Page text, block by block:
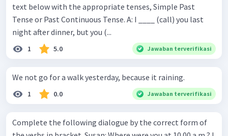
text below with the appropriate tenses, Simple Past
Tense or Past Continuous Tense. A: I ____ (call) you last
night after dinner, but you (...
1 5.0 Jawaban terverifikasi
We not go for a walk yesterday, because it raining.
1 0.0 Jawaban terverifikasi
Complete the following dialogue by the correct form of